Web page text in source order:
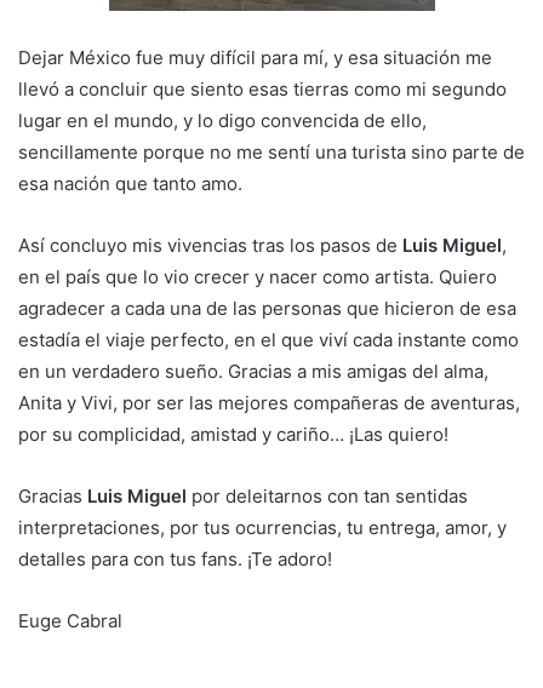
Dejar México fue muy difícil para mí, y esa situación me
llevó a concluir que siento esas tierras como mi segundo
lugar en el mundo, y lo digo convencida de ello,
sencillamente porque no me sentí una turista sino parte de
esa nación que tanto amo.
Así concluyo mis vivencias tras los pasos de Luis Miguel,
en el país que lo vio crecer y nacer como artista. Quiero
agradecer a cada una de las personas que hicieron de esa
estadía el viaje perfecto, en el que viví cada instante como
en un verdadero sueño. Gracias a mis amigas del alma,
Anita y Vivi, por ser las mejores compañeras de aventuras,
por su complicidad, amistad y cariño… ¡Las quiero!
Gracias Luis Miguel por deleitarnos con tan sentidas
interpretaciones, por tus ocurrencias, tu entrega, amor, y
detalles para con tus fans. ¡Te adoro!
Euge Cabral